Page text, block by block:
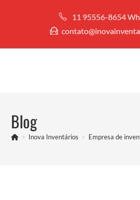
11 95556-8654
Blog
> Inova Inventários > Empresa de